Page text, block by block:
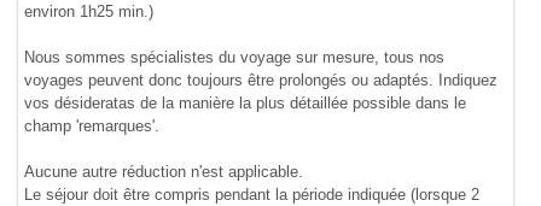
environ 1h25 min.)
Nous sommes spécialistes du voyage sur mesure, tous nos
voyages peuvent donc toujours être prolongés ou adaptés. Indiquez
vos désideratas de la manière la plus détaillée possible dans le
champ 'remarques'.
Aucune autre réduction n'est applicable.
Le séjour doit être compris pendant la période indiquée (lorsque 2